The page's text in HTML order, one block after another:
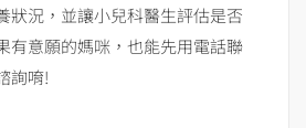
狀況，並讓小兒科醫生評估是否
有意願的媽咪，也能先用電話聯
詢唷!